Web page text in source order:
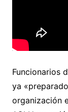
Funcionarios
ya
organización